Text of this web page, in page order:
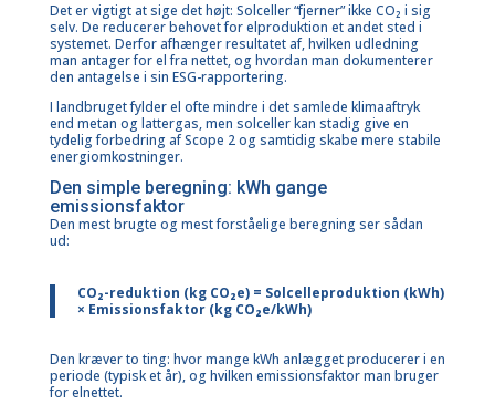
Det er vigtigt at sige det højt: Solceller “fjerner” ikke CO₂ i sig
selv. De reducerer behovet for elproduktion et andet sted i
systemet. Derfor afhænger resultatet af, hvilken udledning
man antager for el fra nettet, og hvordan man dokumenterer
den antagelse i sin ESG-rapportering.
I landbruget fylder el ofte mindre i det samlede klimaaftryk
end metan og lattergas, men solceller kan stadig give en
tydelig forbedring af Scope 2 og samtidig skabe mere stabile
energiomkostninger.
Den simple beregning: kWh gange
emissionsfaktor
Den mest brugte og mest forståelige beregning ser sådan
ud:
CO₂-reduktion (kg CO₂e) = Solcelleproduktion (kWh)
× Emissionsfaktor (kg CO₂e/kWh)
Den kræver to ting: hvor mange kWh anlægget producerer i en
periode (typisk et år), og hvilken emissionsfaktor man bruger
for elnettet.